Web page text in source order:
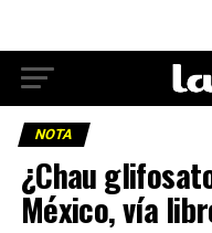
NOTA
¿Chau
México, vía